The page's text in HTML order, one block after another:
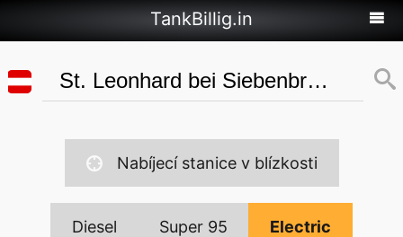
TankBillig.in
Nabíjecí stanice v blízkosti
Diesel Super 95 Electric